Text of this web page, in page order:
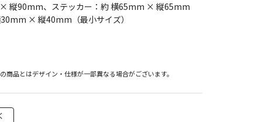
縦90mm、ステッカー：約 横65mm × 縦65mm
× 縦40mm（最小サイズ）
品とはデザイン・仕様が一部異なる場合がございます。